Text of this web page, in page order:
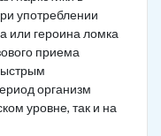
употреблении
или героина ломка
приема
организм
уровне, так и на